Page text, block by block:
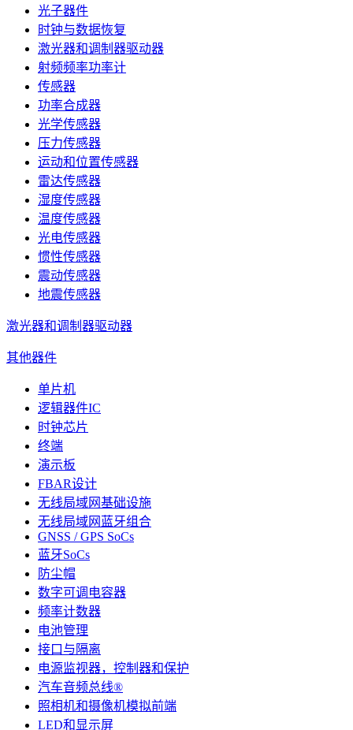
光子器件
时钟与数据恢复
激光器和调制器驱动器
射频频率功率计
传感器
功率合成器
光学传感器
压力传感器
运动和位置传感器
雷达传感器
湿度传感器
温度传感器
光电传感器
惯性传感器
震动传感器
地震传感器
激光器和调制器驱动器
其他器件
单片机
逻辑器件IC
时钟芯片
终端
演示板
FBAR设计
无线局域网基础设施
无线局域网蓝牙组合
GNSS / GPS SoCs
蓝牙SoCs
防尘帽
数字可调电容器
频率计数器
电池管理
接口与隔离
电源监视器，控制器和保护
汽车音频总线®
照相机和摄像机模拟前端
LED和显示屏